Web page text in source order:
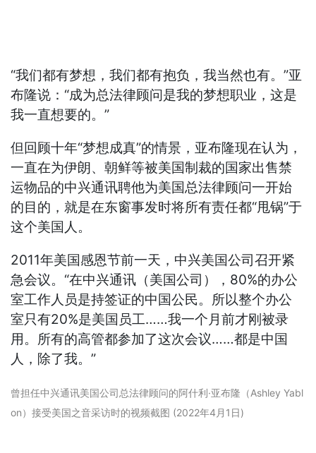
“我们都有梦想，我们都有抱负，我当然也有。”亚
布隆说：“成为总法律顾问是我的梦想职业，这是
我一直想要的。”
但回顾十年“梦想成真”的情景，亚布隆现在认为，
一直在为伊朗、朝鲜等被美国制裁的国家出售禁
运物品的中兴通讯聘他为美国总法律顾问一开始
的目的，就是在东窗事发时将所有责任都“甩锅”于
这个美国人。
2011年美国感恩节前一天，中兴美国公司召开紧
急会议。“在中兴通讯（美国公司），80%的办公
室工作人员是持签证的中国公民。所以整个办公
室只有20%是美国员工……我一个月前才刚被录
用。所有的高管都参加了这次会议……都是中国
人，除了我。”
曾担任中兴通讯美国公司总法律顾问的阿什利·亚布隆（Ashley Yabl
on）接受美国之音采访时的视频截图 (2022年4月1日)